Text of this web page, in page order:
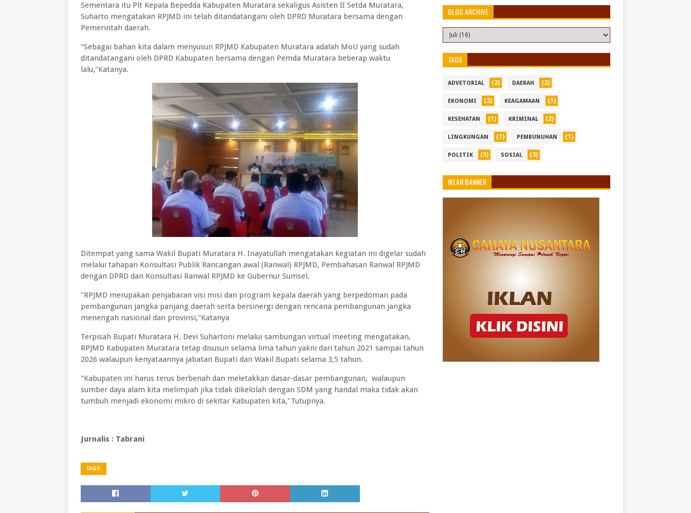
Sementara itu Plt Kepala Bepedda Kabupaten Muratara sekaligus Asisten II Setda Muratara,
Suharto mengatakan RPJMD ini telah ditandatangani oleh DPRD Muratara bersama dengan
Pemerintah daerah.
"Sebagai bahan kita dalam menyusun RPJMD Kabupaten Muratara adalah MoU yang sudah
ditandatangani oleh DPRD Kabupaten bersama dengan Pemda Muratara beberap waktu
lalu,"Katanya.
Ditempat yang sama Wakil Bupati Muratara H. Inayatullah mengatakan kegiatan ini digelar sudah
melalui tahapan Konsultasi Publik Rancangan awal (Ranwal) RPJMD, Pembahasan Ranwal RPJMD
dengan DPRD dan Konsultasi Ranwal RPJMD ke Gubernur Sumsel.
"RPJMD merupakan penjabaran visi misi dan program kepala daerah yang berpedoman pada
pembangunan jangka panjang daerah serta bersinergi dengan rencana pembangunan jangka
menengah nasional dan provinsi,"Katanya
Terpisah Bupati Muratara H. Devi Suhartoni melalui sambungan virtual meeting mengatakan,
RPJMD Kabupaten Muratara tetap disusun selama lima tahun yakni dari tahun 2021 sampai tahun
2026 walaupun kenyataannya jabatan Bupati dan Wakil Bupati selama 3,5 tahun.
"Kabupaten ini harus terus berbenah dan meletakkan dasar-dasar pembangunan, walaupun
sumber daya alam kita melimpah jika tidak dikelolah dengan SDM yang handal maka tidak akan
tumbuh menjadi ekonomi mikro di sekitar Kabupaten kita,"Tutupnya.
Jurnalis : Tabrani
TAGS:
BLOG ARCHIVE
TAGS
ADVETORIAL (2) DAERAH (2)
EKONOMI (2) KEAGAMAAN (1)
KESEHATAN (1) KRIMINAL (2)
LINGKUNGAN (1) PEMBUNUHAN (1)
POLITIK (5) SOSIAL (3)
IKLAN BANNER